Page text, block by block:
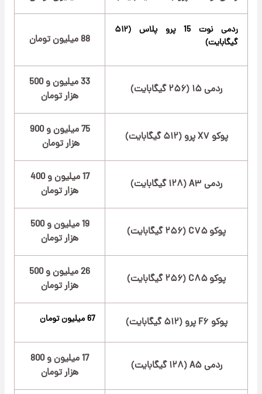
ردمی نوت 15 پرو پلاس (۵۱۲
گیگابایت)
88 میلیون تومان
ردمی ۱۵ (۲۵۶ گیگابایت)
33 میلیون و 500
هزار تومان
پوکو X۷ پرو (۵۱۲ گیگابایت)
75 میلیون و 900
هزار تومان
ردمی A۳ (۱۲۸ گیگابایت)
17 میلیون و 400
هزار تومان
پوکو C۷۵ (۲۵۶ گیگابایت)
19 میلیون و 500
هزار تومان
پوکو C۸۵ (۲۵۶ گیگابایت)
26 میلیون و 500
هزار تومان
پوکو F۶ پرو (۵۱۲ گیگابایت) 67 میلیون تومان
ردمی A۵ (۱۲۸ گیگابایت)
17 میلیون و 800
هزار تومان